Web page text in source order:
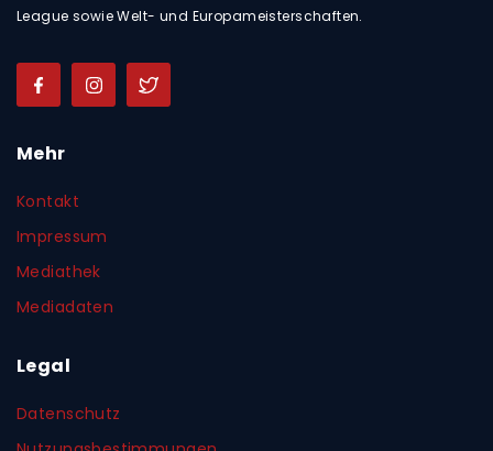
League sowie Welt- und Europameisterschaften.
Mehr
Kontakt
Impressum
Mediathek
Mediadaten
Legal
Datenschutz